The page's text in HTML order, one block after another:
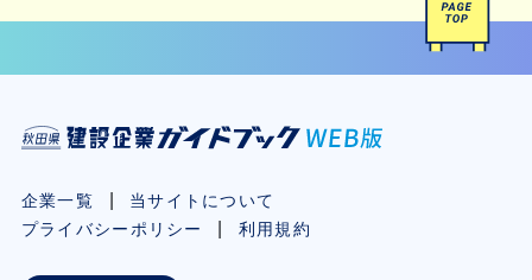
企業一覧
当サイトについて
プライバシーポリシー
利用規約